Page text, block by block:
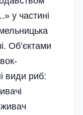
у частині
Об’єктами
види риб: